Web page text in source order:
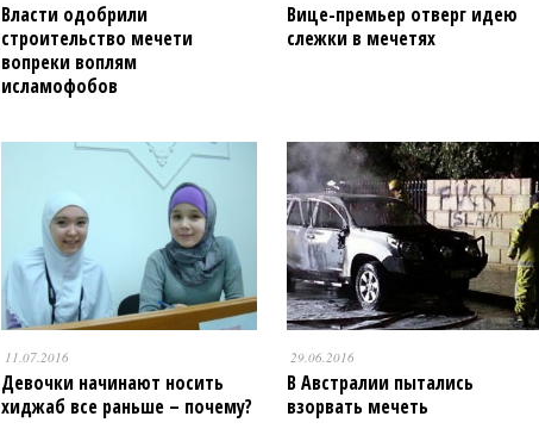
Власти одобрили
строительство мечети
вопреки воплям
исламофобов
Вице-премьер отверг идею
слежки в мечетях
11.07.2016
Девочки начинают носить
хиджаб все раньше – почему?
29.06.2016
В Австралии пытались
взорвать мечеть